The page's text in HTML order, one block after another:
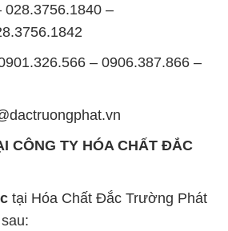
028.3756.1840 –
– 0906.387.866 –
CÔNG TY HÓA CHẤT ĐẮC
tại Hóa Chất Đắc Trường Phát